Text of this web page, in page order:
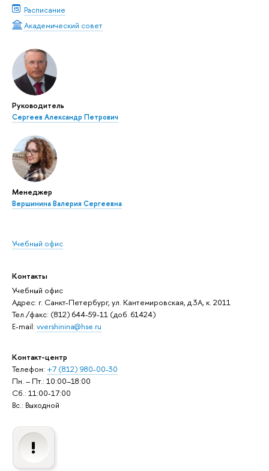
Расписание
Академический совет
Руководитель
Сергеев Александр Петрович
Менеджер
Вершинина Валерия Сергеевна
Учебный офис
Контакты
Учебный офис
Адрес: г. Санкт-Петербург, ул. Кантемировская, д.3А, к. 2011
Тел./факс: (812) 644-59-11 (доб. 61424)
E-mail: vvershinina@hse.ru
Контакт-центр
Телефон: +7 (812) 980-00-30
Пн. – Пт.: 10:00–18:00
Сб.: 11:00-17:00
Вс.: Выходной